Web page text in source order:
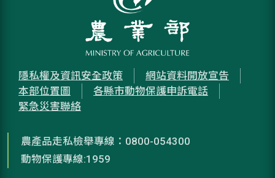
隱私權及資訊安全政策
網站資料開放宣告
本部位置圖
各縣市動物保護申訴電話
緊急災害聯絡
農產品走私檢舉專線：0800-054300
動物保護專線:1959